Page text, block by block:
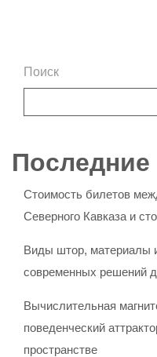
Поиск
Последние
Стоимость билетов
Северного Кавказа и
Виды штор, материалы
современных решений
Вычислительная
поведенческий
пространстве